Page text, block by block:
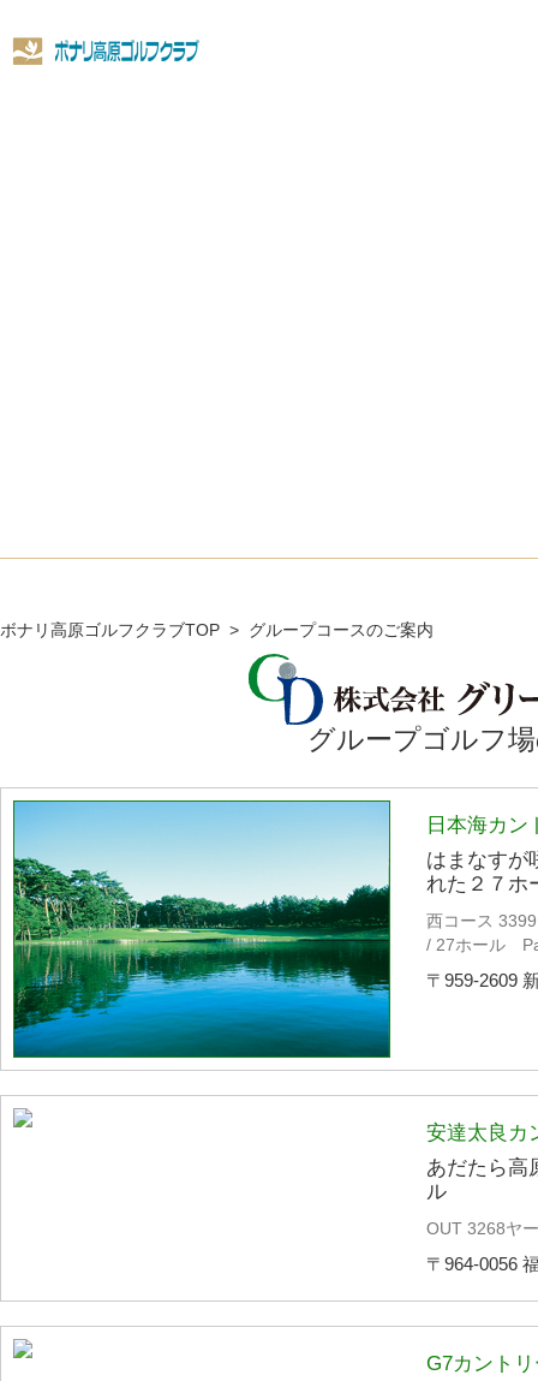
ボナリ高原ゴルフクラブTOP > グループコースのご案内
グループゴルフ
日本海カン
はまなすが
れた２７ホ
西コース
/ 27ホール
〒959-2609
安達太良カ
あだたら高
ル
OUT 3268ヤ
〒964-0056
G7カント